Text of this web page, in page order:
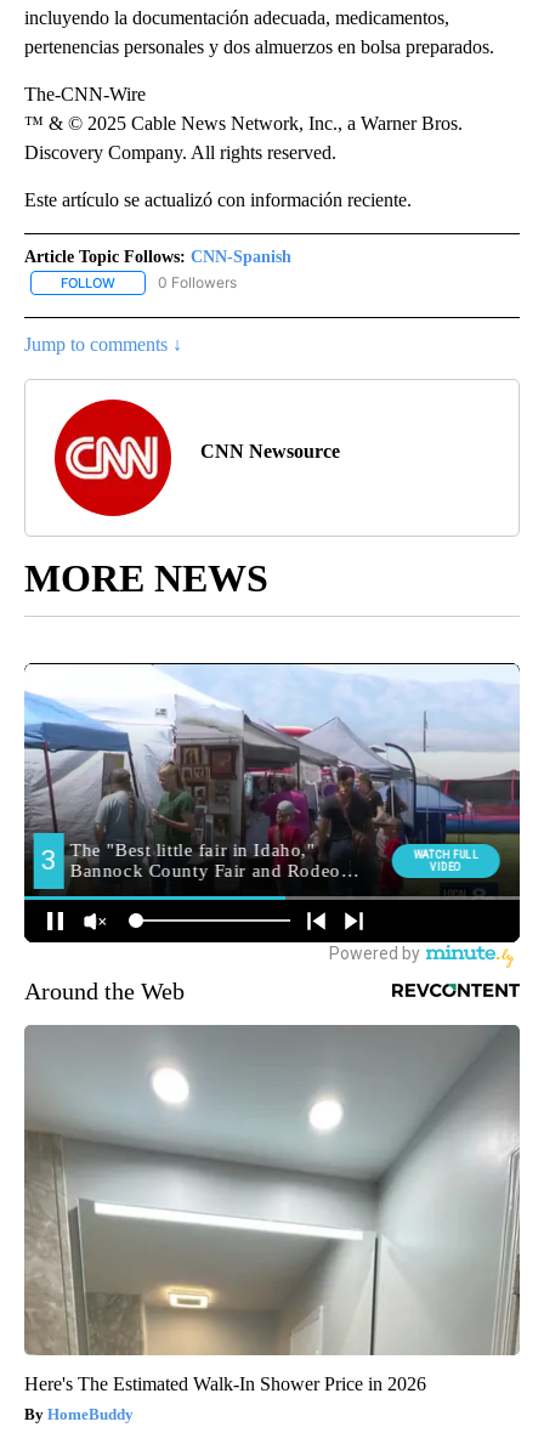
incluyendo la documentación adecuada, medicamentos,
pertenencias personales y dos almuerzos en bolsa preparados.
The-CNN-Wire
™ & © 2025 Cable News Network, Inc., a Warner Bros.
Discovery Company. All rights reserved.
Este artículo se actualizó con información reciente.
Article Topic Follows: CNN-Spanish
FOLLOW FOLLOW "CNN-SPANISH" TO RECEIVE NOTIFICATIONS ABOUT
0 Followers
Jump to comments ↓
CNN Newsource
MORE NEWS
Around the Web
Here's The Estimated Walk-In Shower Price in 2026
HomeBuddy